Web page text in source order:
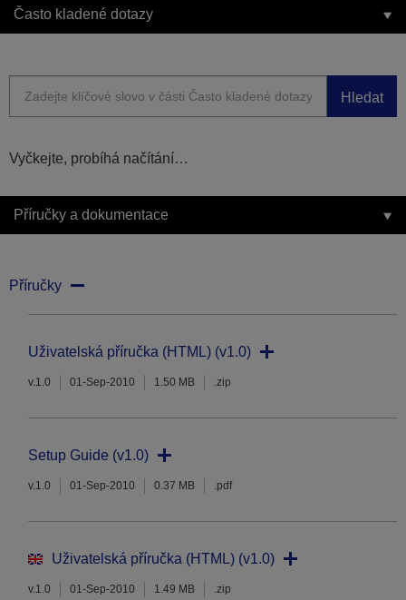
Často kladené dotazy
Hledat
Vyčkejte, probíhá načítání…
Příručky a dokumentace
Příručky
Uživatelská příručka (HTML) (v1.0)
v.1.0 01-Sep-2010 1.50 MB .zip
Setup Guide (v1.0)
v.1.0 01-Sep-2010 0.37 MB .pdf
Uživatelská příručka (HTML) (v1.0)
v.1.0 01-Sep-2010 1.49 MB .zip